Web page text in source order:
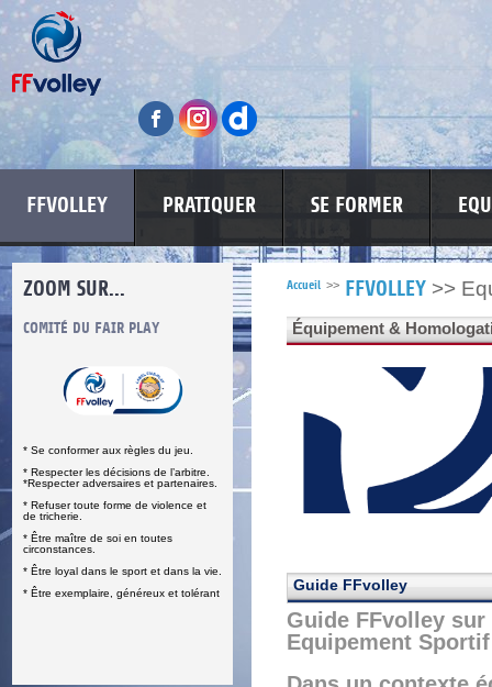
FFVOLLEY PRATIQUER SE FORMER
ZOOM SUR...
COMITÉ DU FAIR PLAY
* Se conformer aux règles du jeu.
* Respecter les décisions de l’arbitre.
*Respecter adversaires et partenaires.
* Refuser toute forme de violence et
de tricherie.
* Être maître de soi en toutes
circonstances.
* Être loyal dans le sport et dans la vie.
* Être exemplaire, généreux et tolérant
LUTTE CONTRE LES VIOLENCES MA PETITE
Accueil >> FFVOLLEY >>
Équipement &
Guide FFvolley
Guide FFvolley
Equipement